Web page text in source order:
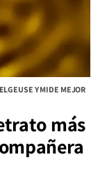
Y MIDE MEJOR
más